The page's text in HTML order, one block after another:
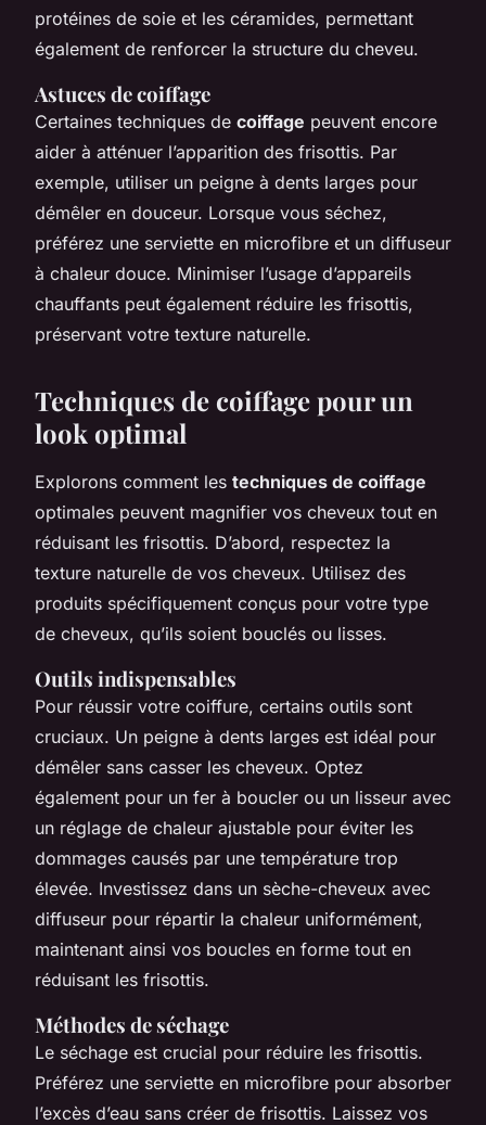
protéines de soie et les céramides, permettant
également de renforcer la structure du cheveu.
Astuces de coiffage
Certaines techniques de coiffage peuvent encore
aider à atténuer l’apparition des frisottis. Par
exemple, utiliser un peigne à dents larges pour
démêler en douceur. Lorsque vous séchez,
préférez une serviette en microfibre et un diffuseur
à chaleur douce. Minimiser l’usage d’appareils
chauffants peut également réduire les frisottis,
préservant votre texture naturelle.
Techniques de coiffage pour un
look optimal
Explorons comment les techniques de coiffage
optimales peuvent magnifier vos cheveux tout en
réduisant les frisottis. D’abord, respectez la
texture naturelle de vos cheveux. Utilisez des
produits spécifiquement conçus pour votre type
de cheveux, qu’ils soient bouclés ou lisses.
Outils indispensables
Pour réussir votre coiffure, certains outils sont
cruciaux. Un peigne à dents larges est idéal pour
démêler sans casser les cheveux. Optez
également pour un fer à boucler ou un lisseur avec
un réglage de chaleur ajustable pour éviter les
dommages causés par une température trop
élevée. Investissez dans un sèche-cheveux avec
diffuseur pour répartir la chaleur uniformément,
maintenant ainsi vos boucles en forme tout en
réduisant les frisottis.
Méthodes de séchage
Le séchage est crucial pour réduire les frisottis.
Préférez une serviette en microfibre pour absorber
l’excès d’eau sans créer de frisottis. Laissez vos